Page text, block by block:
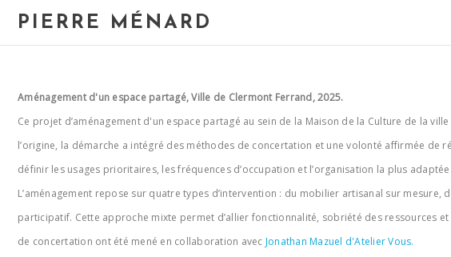
PIERRE MÉNARD
Aménagement d'un espace partagé, Ville de Clermont Ferrand, 2025.
Ce projet d’aménagement d'un espace partagé au sein de la Maison de la Culture de la
l’origine, la démarche a intégré des méthodes de concertation et une volonté affirmée
définir les usages prioritaires, les fréquences d’occupation et l’organisation la plus adaptée.
L’aménagement repose sur quatre types d’intervention : du mobilier artisanal sur
participatif. Cette approche mixte permet d’allier fonctionnalité, sobriété des ressources
de concertation ont été mené en collaboration avec Jonathan Mazuel d'Atelier Vous.